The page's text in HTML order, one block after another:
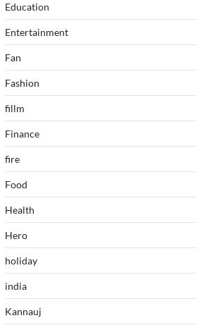
Education
Entertainment
Fan
Fashion
fillm
Finance
fire
Food
Health
Hero
holiday
india
Kannauj